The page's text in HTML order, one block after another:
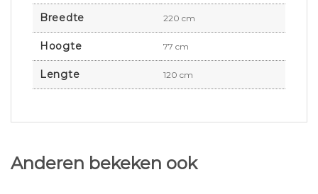
Breedte 220 cm
Hoogte 77 cm
Lengte 120 cm
Anderen bekeken ook